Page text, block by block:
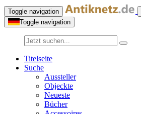
Toggle navigation
Toggle navigation
Titelseite
Suche
Aussteller
Objeckte
Neueste
Bücher